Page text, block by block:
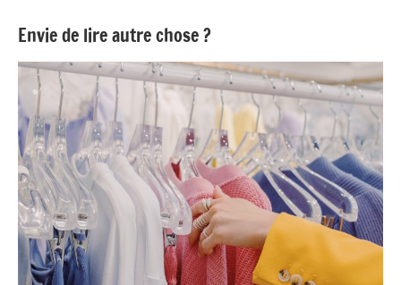
Envie de lire autre chose ?